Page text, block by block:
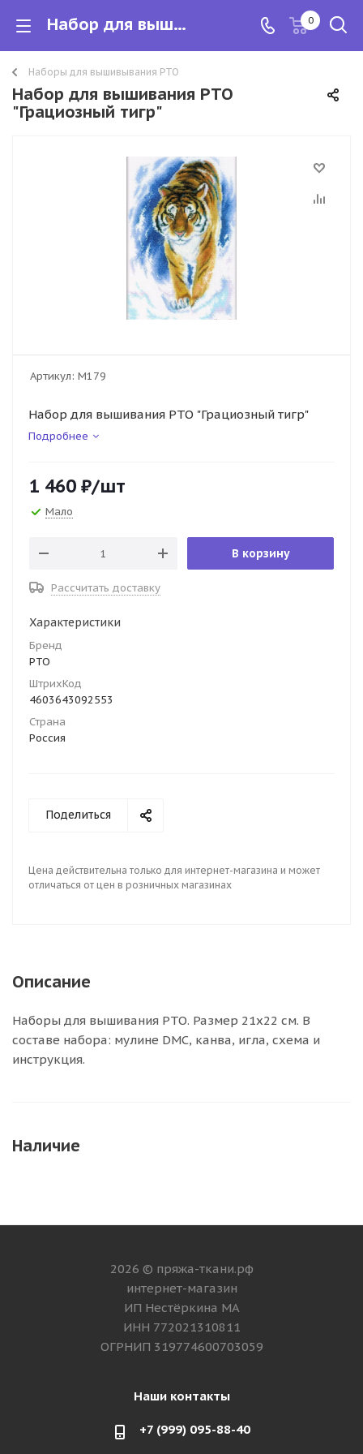
Набор для вышивания РТО "Грациозный тигр" 0
Наборы для вышивывания РТО
Набор для вышивания РТО
"Грациозный тигр"
Артикул: М179
Набор для вышивания РТО "Грациозный тигр"
Подробнее
1 460 ₽/шт
Мало
В корзину
Рассчитать доставку
Характеристики
Бренд
РТО
ШтрихКод
4603643092553
Страна
Россия
Поделиться
Цена действительна только для интернет-магазина и может
отличаться от цен в розничных магазинах
Описание
Наборы для вышивания РТО. Размер 21х22 см. В
составе набора: мулине DMC, канва, игла, схема и
инструкция.
Наличие
2026 © пряжа-ткани.рф
интернет-магазин
ИП Нестёркина МА
ИНН 772021310811
ОГРНИП 319774600703059
Наши контакты
+7 (999) 095-88-40